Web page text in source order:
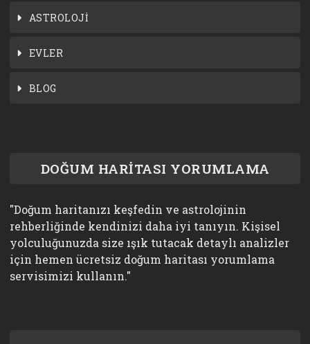
ASTROLOJİ
EVLER
BLOG
DOĞUM HARİTASI YORUMLAMA
"Doğum haritanızı keşfedin ve astrolojinin
rehberliğinde kendinizi daha iyi tanıyın. Kişisel
yolculuğunuzda size ışık tutacak detaylı analizler
için hemen ücretsiz doğum haritası yorumlama
servisimizi kullanın."